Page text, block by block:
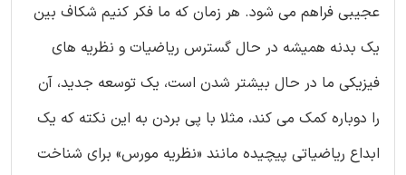
عجیبی فراهم می شود. هر زمان که ما فکر کنیم شکاف بین
یک بدنه همیشه در حال گسترس ریاضیات و نظریه های
فیزیکی ما در حال بیشتر شدن است، یک توسعه جدید، آن
را دوباره کمک می کند، مثلا با پی بردن به این نکته که یک
ابداع ریاضیاتی پیچیده مانند «نظریه مورس» برای شناخت